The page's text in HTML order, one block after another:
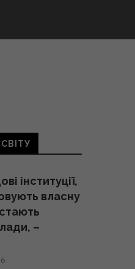
інституції,
власну
–